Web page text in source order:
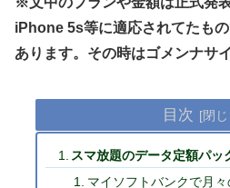
iPhone 5s等に適応されてたも
あります。その時はゴメンナサイ
目次
スマ放題のデータ定額パッ
マイソフトバンクで月